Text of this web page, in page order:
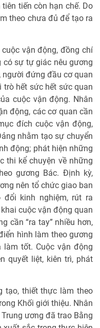
tiến còn hạn chế. Do
theo chưa đủ để tạo ra
vận động, đồng chí
có sự tự giác nêu gương
đứng đầu cơ quan
trò hết sức hết sức quan
cuộc vận động. Nhân
động, các cơ quan cần
đích cuộc vận động,
nhằm tạo sự chuyển
động; phát hiện những
thi kể chuyện về những
gương Bác. Định kỳ,
nên tổ chức giao ban
kinh nghiệm, rút ra
cuộc vận động quan
cần “ra tay” nhiều hơn,
hình làm theo gương
làm tốt. Cuộc vận động
quyết liệt, kiên trì, phát
tạo, thiết thực làm theo
Khối giới thiệu. Nhân
ương đã trao Bằng